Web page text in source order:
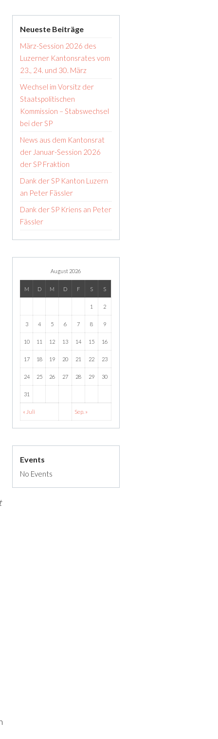
Neueste Beiträge
März-Session 2026 des
Luzerner Kantonsrates vom
23., 24. und 30. März
Wechsel im Vorsitz der
Staatspolitischen
Kommission – Stabswechsel
bei der SP
News aus dem Kantonsrat
der Januar-Session 2026
der SP Fraktion
Dank der SP Kanton Luzern
an Peter Fässler
Dank der SP Kriens an Peter
Fässler
August 2026
M D M D F S S
1 2
3 4 5 6 7 8 9
10 11 12 13 14 15 16
17 18 19 20 21 22 23
24 25 26 27 28 29 30
31
« Juli Sep. »
Events
No Events